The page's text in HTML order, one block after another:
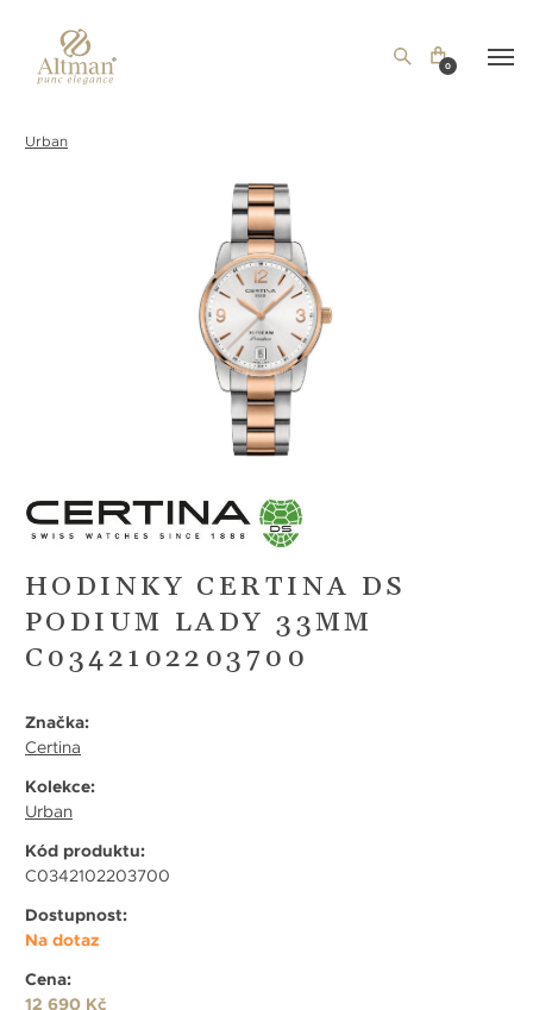
0
Urban
HODINKY CERTINA DS
PODIUM LADY 33MM
C0342102203700
Značka:
Certina
Kolekce:
Urban
Kód produktu:
C0342102203700
Dostupnost:
Na dotaz
Cena:
12 690 Kč